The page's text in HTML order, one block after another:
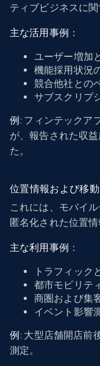
ティブビジネスに
主な活用事例 ：
ユーザー増加
機能採用状況
競合他社との
サブスクリプ
例: フィンテックア
が、報告された収
た。
位置情報および移
これには、モバイ
匿名化された位置
主な利用事例 ：
トラフィック
都市モビリテ
商圏および集
イベント影響
例: 大型店舗開店前
測定。